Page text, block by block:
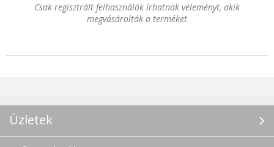
Csak regisztrált felhasználók írhatnak véleményt, akik
megvásárolták a terméket
Üzletek